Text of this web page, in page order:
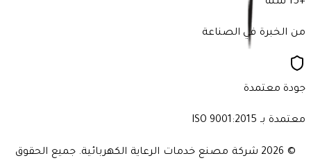
من الخبرة في الصناعة
جودة معتمدة
معتمدة بـ ISO 9001:2015
© 2026 شركة مصنع خدمات الرعاية الكهربائية. جميع الحقوق